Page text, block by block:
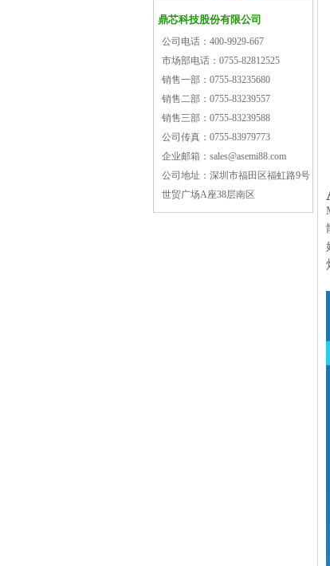
鼎芯科技股份有限公司
公司电话： 400-9929-667
市场部电话： 0755-82812525
销售一部： 0755-83235680
销售二部： 0755-83239557
销售三部： 0755-83239588
公司传真： 0755-83979773
企业邮箱： sales@asemi88.com
公司地址： 深圳市福田区福虹路9号
世贸广场A座38层南区